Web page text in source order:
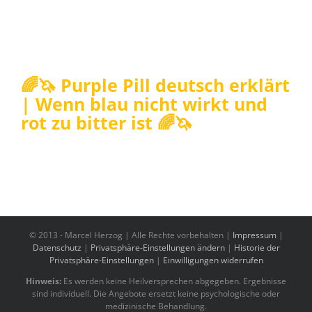
🌈🦄 Purple Pill deutsch erklärt
| Wenn blau nicht wirkt und
rot zu bitter ist 🌈🦄
© 2013 - Marcel Herzog | Alle Rechte vorbehalten | Impressum |
Datenschutz | Privatsphäre-Einstellungen ändern| Historie der
Privatsphäre-Einstellungen| Einwilligungen widerrufen
Hinweis: Es werden keine Heilversprechen abgegeben. Ergebnisse
sind individuell. Die Angebote ersetzt keine psychologische oder
medizinische Behandlung.